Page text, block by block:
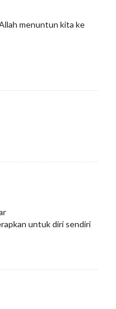
menuntun kita ke
untuk diri sendiri